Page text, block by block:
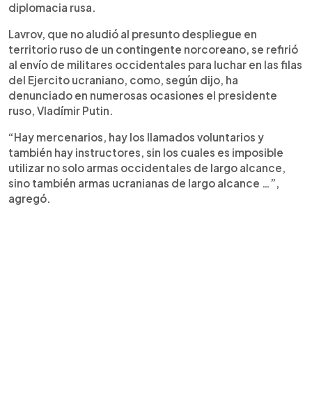
diplomacia rusa.
Lavrov, que no aludió al presunto despliegue en
territorio ruso de un contingente norcoreano, se refirió
al envío de militares occidentales para luchar en las filas
del Ejercito ucraniano, como, según dijo, ha
denunciado en numerosas ocasiones el presidente
ruso, Vladímir Putin.
“Hay mercenarios, hay los llamados voluntarios y
también hay instructores, sin los cuales es imposible
utilizar no solo armas occidentales de largo alcance,
sino también armas ucranianas de largo alcance …”,
agregó.